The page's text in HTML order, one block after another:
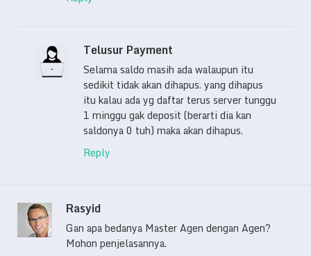
Telusur Payment
Selama saldo masih ada walaupun itu
sedikit tidak akan dihapus. yang dihapus
itu kalau ada yg daftar terus server tunggu
1 minggu gak deposit (berarti dia kan
saldonya 0 tuh) maka akan dihapus.
Reply
Rasyid
Gan apa bedanya Master Agen dengan Agen?
Mohon penjelasannya.